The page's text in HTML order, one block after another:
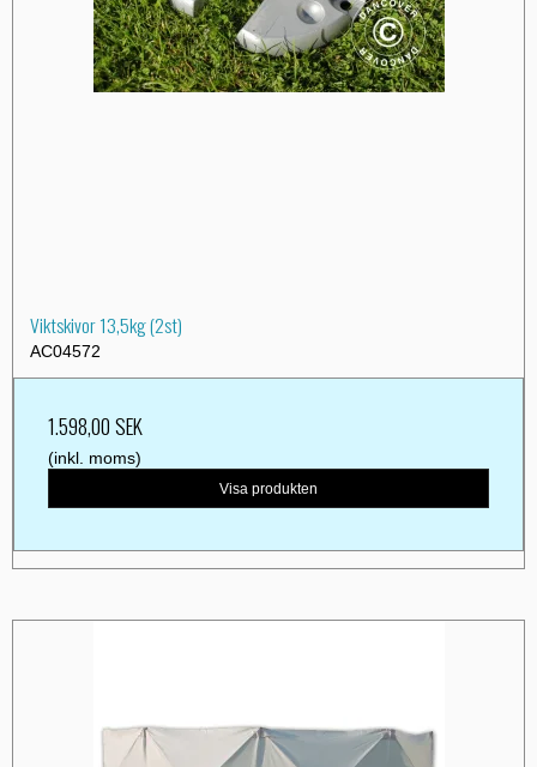
Viktskivor 13,5kg (2st)
AC04572
1.598,00 SEK
(inkl. moms)
Visa produkten